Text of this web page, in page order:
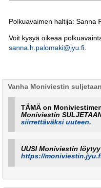
Polkuavaimen haltija: Sanna
Voit kysyä oikeaa
sanna.h.palomaki@jyu.fi.
Vanha Moniviestin suljetaan
TÄMÄ on
Moniviestin
siirrettäväksi uuteen.
UUSI Moniviestin
https://